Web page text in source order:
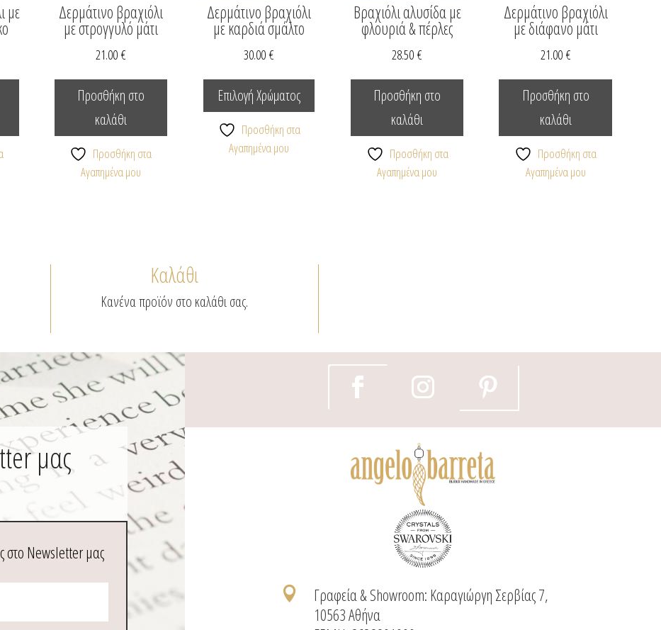
με Δερμάτινο βραχιόλι
με στρογγυλό μάτι
21.00€
Προσθήκη στο
καλάθι
Προσθήκη στα
Αγαπημένα μου
Δερμάτινο βραχιόλι
με καρδιά σμάλτο
30.00€
Επιλογή Χρώματος
προϊόντος
Προσθήκη στα
Αγαπημένα μου
Βραχιόλι αλυσίδα με
φλουριά & πέρλες
28.50€
Προσθήκη στο
καλάθι
Προσθήκη στα
Αγαπημένα μου
Δερμάτινο βραχιόλι
με διάφανο μάτι
21.00€
Προσθήκη στο
καλάθι
Προσθήκη στα
Αγαπημένα μου
Καλάθι
Κανένα προϊόν στο καλάθι σας.
μας
στο Newsletter μας

Γραφεία & Showroom: Καραγιώργη Σερβίας 7,
10563 Αθήνα